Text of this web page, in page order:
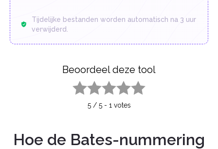
Tijdelijke bestanden worden automatisch na 3 uur
verwijderd.
Beoordeel deze tool
5/ 5- 1 votes
Hoe de Bates-nummering